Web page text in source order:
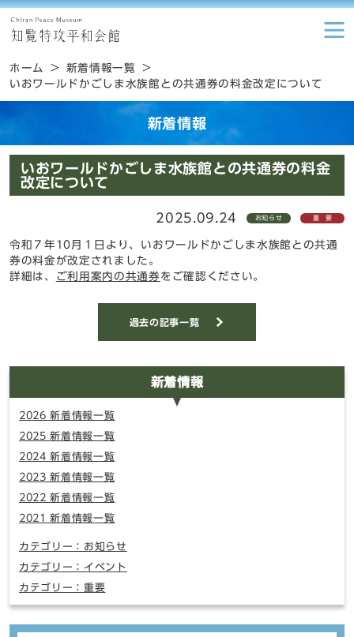
ホーム
新着情報一覧
いおワールドかごしま水族館との共通券の料金改定について
新着情報
いおワールドかごしま水族館との共通券の料金
改定について
2025.09.24 お知らせ 重要
令和７年10月１日より、いおワールドかごしま水族館との共通
券の料金が改定されました。
詳細は、
ご利用案内の共通券 をご確認ください。
過去の記事一覧
新着情報
2026 新着情報一覧
2025 新着情報一覧
2024 新着情報一覧
2023 新着情報一覧
2022 新着情報一覧
2021 新着情報一覧
カテゴリー：お知らせ
カテゴリー：イベント
カテゴリー：重要